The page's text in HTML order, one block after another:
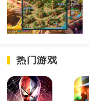
热门游戏